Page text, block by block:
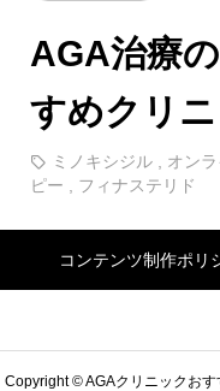
AGA治療
すめクリ
ミノキシジル オン
ピー
フィナステリド
コンテンツ制作ポリ
Copyright © AGAクリニックお